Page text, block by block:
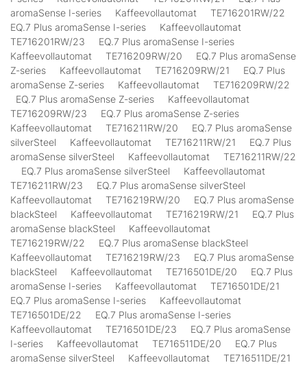
aromaSense I-series Kaffeevollautomat TE716201RW/22
EQ.7 Plus aromaSense I-series Kaffeevollautomat
TE716201RW/23 EQ.7 Plus aromaSense I-series
Kaffeevollautomat TE716209RW/20 EQ.7 Plus aromaSense
Z-series Kaffeevollautomat TE716209RW/21 EQ.7 Plus
aromaSense Z-series Kaffeevollautomat TE716209RW/22
EQ.7 Plus aromaSense Z-series Kaffeevollautomat
TE716209RW/23 EQ.7 Plus aromaSense Z-series
Kaffeevollautomat TE716211RW/20 EQ.7 Plus aromaSense
silverSteel Kaffeevollautomat TE716211RW/21 EQ.7 Plus
aromaSense silverSteel Kaffeevollautomat TE716211RW/22
EQ.7 Plus aromaSense silverSteel Kaffeevollautomat
TE716211RW/23 EQ.7 Plus aromaSense silverSteel
Kaffeevollautomat TE716219RW/20 EQ.7 Plus aromaSense
blackSteel Kaffeevollautomat TE716219RW/21 EQ.7 Plus
aromaSense blackSteel Kaffeevollautomat
TE716219RW/22 EQ.7 Plus aromaSense blackSteel
Kaffeevollautomat TE716219RW/23 EQ.7 Plus aromaSense
blackSteel Kaffeevollautomat TE716501DE/20 EQ.7 Plus
aromaSense I-series Kaffeevollautomat TE716501DE/21
EQ.7 Plus aromaSense I-series Kaffeevollautomat
TE716501DE/22 EQ.7 Plus aromaSense I-series
Kaffeevollautomat TE716501DE/23 EQ.7 Plus aromaSense
I-series Kaffeevollautomat TE716511DE/20 EQ.7 Plus
aromaSense silverSteel Kaffeevollautomat TE716511DE/21